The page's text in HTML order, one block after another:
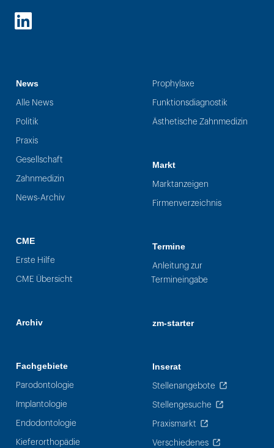
LinkedIn
News
Alle News
Politik
Praxis
Gesellschaft
Zahnmedizin
News-Archiv
CME
Erste Hilfe
CME Übersicht
Archiv
Fachgebiete
Parodontologie
Implantologie
Endodontologie
Kieferorthopädie
Prophylaxe
Funktionsdiagnostik
Ästhetische Zahnmedizin
Markt
Marktanzeigen
Firmenverzeichnis
Termine
Anleitung zur
Termineingabe
zm-starter
Inserat
Stellenangebote
Stellengesuche
Praxismarkt
Verschiedenes